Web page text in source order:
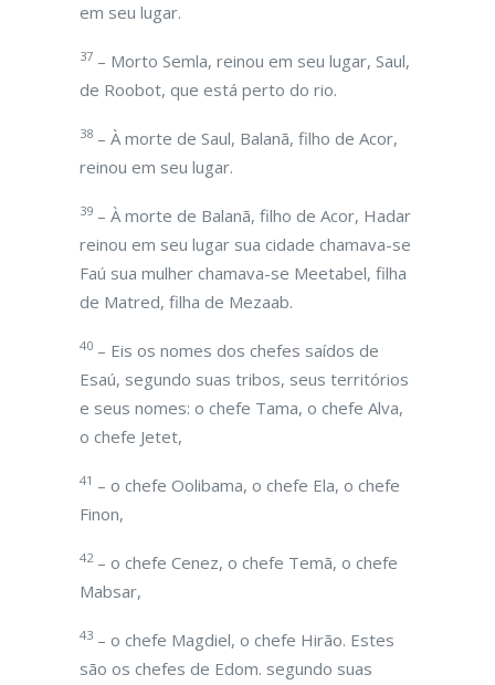
em seu lugar.
37 – Morto Semla, reinou em seu lugar, Saul,
de Roobot, que está perto do rio.
38 – À morte de Saul, Balanã, filho de Acor,
reinou em seu lugar.
39 – À morte de Balanã, filho de Acor, Hadar
reinou em seu lugar sua cidade chamava-se
Faú sua mulher chamava-se Meetabel, filha
de Matred, filha de Mezaab.
40 – Eis os nomes dos chefes saídos de
Esaú, segundo suas tribos, seus territórios
e seus nomes: o chefe Tama, o chefe Alva,
o chefe Jetet,
41 – o chefe Oolibama, o chefe Ela, o chefe
Finon,
42– o chefe Cenez, o chefe Temã, o chefe
Mabsar,
43 – o chefe Magdiel, o chefe Hirão. Estes
são os chefes de Edom. segundo suas